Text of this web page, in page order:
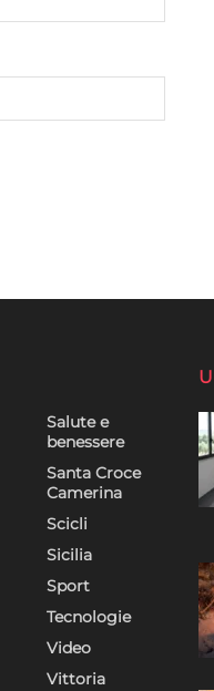
Salute e
benessere
Santa Croce
Camerina
Scicli
Sicilia
Sport
Tecnologie
Video
Vittoria